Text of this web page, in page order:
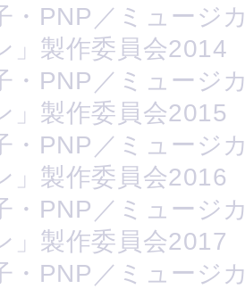
・PNP／ミュージ
」製作委員会2014
・PNP／ミュージ
」製作委員会2015
・PNP／ミュージ
」製作委員会2016
・PNP／ミュージ
」製作委員会2017
・PNP／ミュージ